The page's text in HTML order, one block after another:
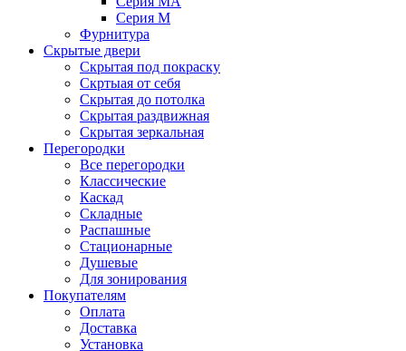
Серия M
Фурнитура
Скрытые двери
Скрытая под покраску
Скртыая от себя
Скрытая до потолка
Скрытая раздвижная
Скрытая зеркальная
Перегородки
Все перегородки
Классические
Каскад
Складные
Распашные
Стационарные
Душевые
Для зонирования
Покупателям
Оплата
Доставка
Установка